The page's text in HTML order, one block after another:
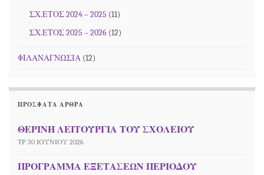
ΣΧ.ΕΤΟΣ 2024 – 2025 (11)
ΣΧ.ΕΤΟΣ 2025 – 2026 (12)
ΦΙΛΑΝΑΓΝΩΣΙΑ (12)
ΠΡΌΣΦΑΤΑ ΆΡΘΡΑ
ΘΕΡΙΝΗ ΛΕΙΤΟΥΡΓΙΑ ΤΟΥ ΣΧΟΛΕΙΟΥ
ΤΡ 30 ΙΟΥΝΊΟΥ 2026
ΠΡΟΓΡΑΜΜΑ ΕΞΕΤΑΣΕΩΝ ΠΕΡΙΟΔΟΥ